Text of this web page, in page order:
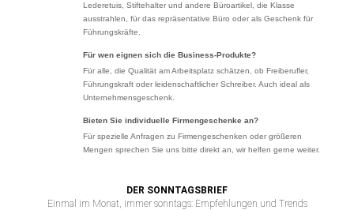
Lederetuis, Stiftehalter und andere Büroartikel, die Klasse
ausstrahlen, für das repräsentative Büro oder als Geschenk für
Führungskräfte.
Für wen eignen sich die Business-Produkte?
Für alle, die Qualität am Arbeitsplatz schätzen, ob Freiberufler,
Führungskraft oder leidenschaftlicher Schreiber. Auch ideal als
Unternehmensgeschenk.
Bieten Sie individuelle Firmengeschenke an?
Für spezielle Anfragen zu Firmengeschenken oder größeren
Mengen sprechen Sie uns bitte direkt an, wir helfen gerne weiter.
DER SONNTAGSBRIEF
Einmal im Monat, immer sonntags: Empfehlungen und Trends